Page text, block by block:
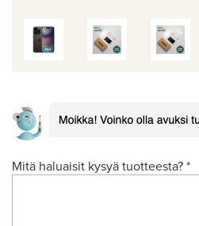
Mitä haluaisit kysyä tuotteesta? *